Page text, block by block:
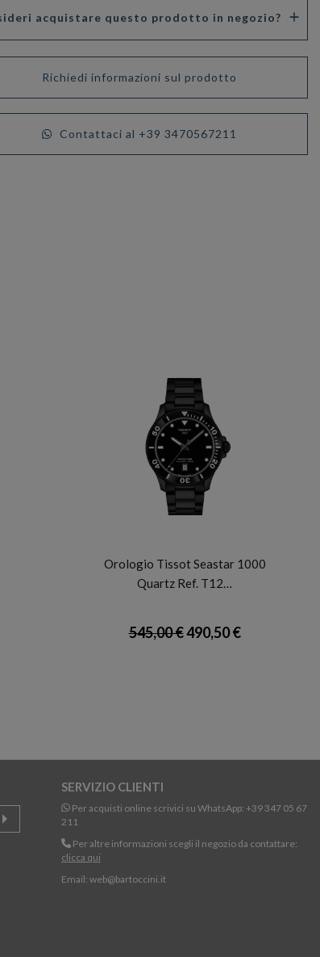
acquistare questo prodotto in negozio?
Richiedi informazioni sul prodotto
Contattaci al +39 3470567211
Orologio Tissot Seastar 1000
Quartz Ref. T12…
545,00 €490,50 €
SERVIZIO CLIENTI
Per acquisti online scrivici su WhatsApp: +39 347 05 67
211
Per altre informazioni scegli il negozio da contattare:
clicca qui
Email: web@bartoccini.it